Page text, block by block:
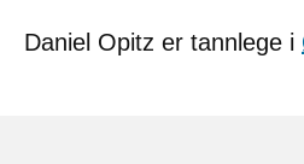
Daniel Opitz er tannlege i